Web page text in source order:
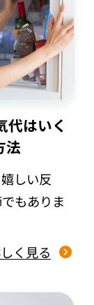
代はいく
法
しい反
もありま
く見る